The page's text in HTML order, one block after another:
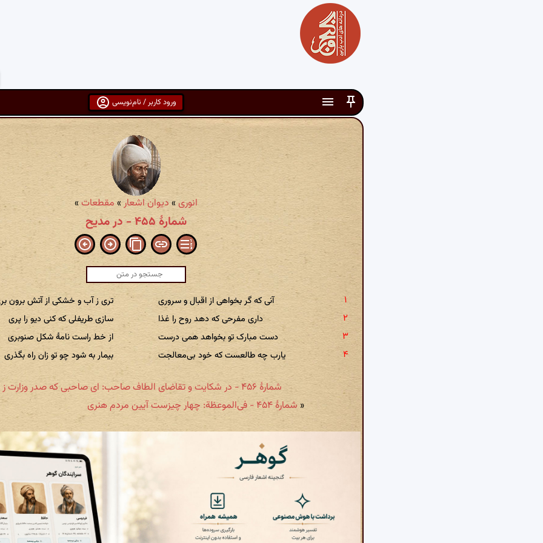
ورود کاربر / نام‌نویسی
انوری » دیوان اشعار »مقطعات»
شمارهٔ ۴۵۵ - در مدیح
آنی که گر بخواهی از اقبال و سروری
تری ز آب و خشکی از آتش برون
داری مفرحی که دهد روح را غذا
سازی طریفلی که کنی دیو را پری
دست مبارک تو بخواهد همی درست
از خط راست نامهٔ شکل صنوبری
یارب چه طالعست که خود بی‌معالجت
بیمار به شود چو تو زان راه بگذری
شمارهٔ ۴۵۶ - در شکایت و تقاضای الطاف صاحب: ای صاحبی که صدر وزارت ز جاه تو
« شمارهٔ ۴۵۴ - فی‌الموعظة: چهار چیزست آیین مردم هنری